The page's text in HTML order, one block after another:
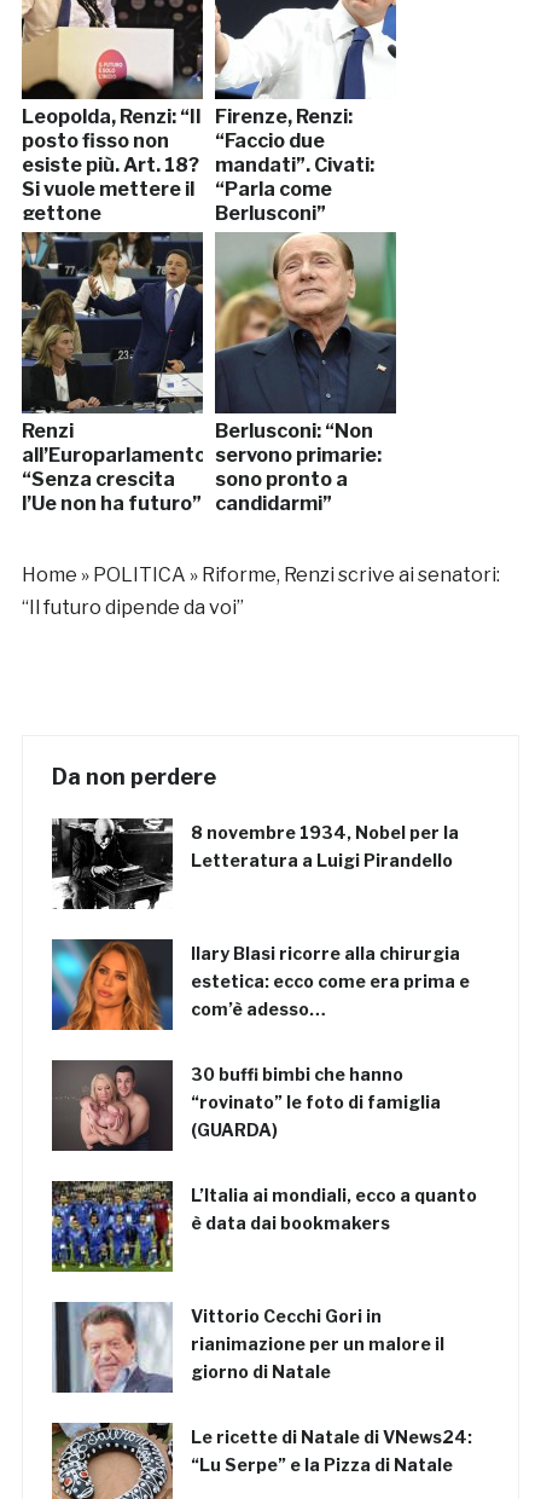
Leopolda, Renzi: “Il
posto fisso non
esiste più. Art. 18?
Si vuole mettere il
gettone
nell’iPhone”
Firenze, Renzi:
“Faccio due
mandati”. Civati:
“Parla come
Berlusconi”
Renzi
all’Europarlamento:
“Senza crescita
l’Ue non ha futuro”
Berlusconi: “Non
servono primarie:
sono pronto a
candidarmi”
Home » POLITICA » Riforme, Renzi scrive ai senatori:
“Il futuro dipende da voi”
Da non perdere
8 novembre 1934, Nobel per la
Letteratura a Luigi Pirandello
Ilary Blasi ricorre alla chirurgia
estetica: ecco come era prima e
com’è adesso…
30 buffi bimbi che hanno
“rovinato” le foto di famiglia
(GUARDA)
L’Italia ai mondiali, ecco a quanto
è data dai bookmakers
Vittorio Cecchi Gori in
rianimazione per un malore il
giorno di Natale
Le ricette di Natale di VNews24:
“Lu Serpe” e la Pizza di Natale